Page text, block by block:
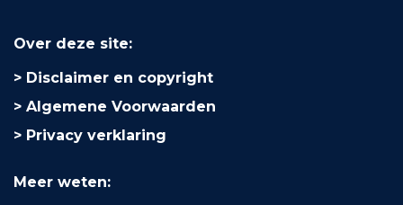
Over deze site:
Disclaimer en copyright
Algemene Voorwaarden
Privacy verklaring
Meer weten: